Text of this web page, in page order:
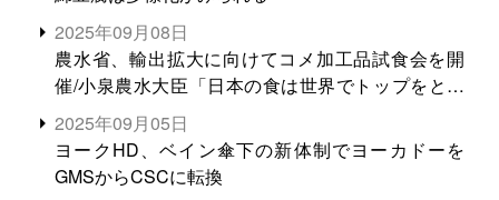
2025年09月08日
農水省、輸出拡大に向けてコメ加工品試食会を開
催/小泉農水大臣「日本の食は世界でトップをとれ
る。米増産に向けて、米輸出需要の拡大を」
2025年09月05日
ヨークHD、ベイン傘下の新体制でヨーカドーを
GMSからCSCに転換